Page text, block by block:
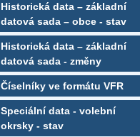
Historická data – základní
datová sada – obce - stav
Historická data – základní
datová sada - změny
Číselníky ve formátu VFR
Speciální data - volební
okrsky - stav